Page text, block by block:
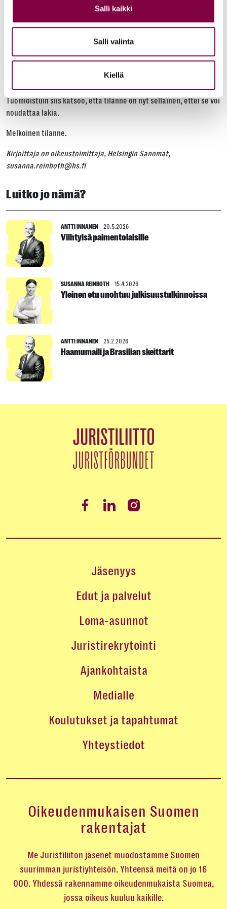
Salli kaikki
Salli valinta
Kiellä
loukkaa heidän perustuslaillisia oikeuksiaan.
Tuomioistuin siis katsoo, että tilanne on
nyt sellainen, ettei se voi noudattaa
lakia.
Tuomioistuin siis katsoo, että tilanne on nyt sellainen, ettei se voi
noudattaa lakia.
Melkoinen tilanne.
Kirjoittaja on oikeustoimittaja, Helsingin Sanomat,
susanna.reinboth@hs.fi
Luitko jo nämä?
ANTTI INNANEN 20.5.2026
Viihtyisä paimentolaisille
SUSANNA REINBOTH 15.4.2026
Yleinen etu unohtuu julkisuustulkinnoissa
ANTTI INNANEN 25.2.2026
Haamumaili ja Brasilian skeittarit
Jäsenyys
Edut ja palvelut
Loma-asunnot
Juristirekrytointi
Ajankohtaista
Medialle
Koulutukset ja tapahtumat
Yhteystiedot
Oikeudenmukaisen Suomen
rakentajat
Me Juristiliiton jäsenet muodostamme Suomen
suurimman juristiyhteisön. Yhteensä meitä on jo 16
000. Yhdessä rakennamme oikeudenmukaista Suomea,
jossa oikeus kuuluu kaikille.